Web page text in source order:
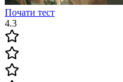
Почати тест
4.3